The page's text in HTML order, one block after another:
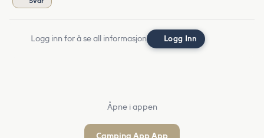
Logg inn for å se all informasjon Logg Inn
Åpne i appen
Camping App App